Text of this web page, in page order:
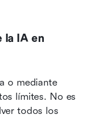
la IA en
o mediante
límites. No es
todos los